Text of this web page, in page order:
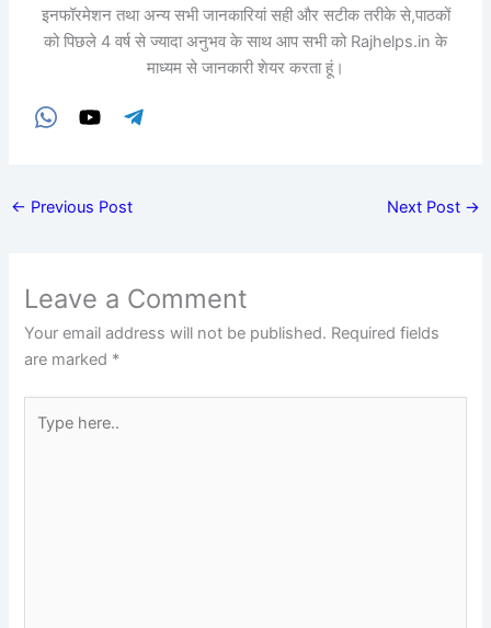
इनफॉरमेशन तथा अन्य सभी जानकारियां सही और सटीक तरीके से,पाठकों
को पिछले 4 वर्ष से ज्यादा अनुभव के साथ आप सभी को Rajhelps.in के
माध्यम से जानकारी शेयर करता हूं।
← Previous Post Next Post →
Leave a Comment
Your email address will not be published. Required fields
are marked *
here..